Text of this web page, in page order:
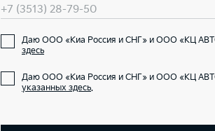
+7 (3513) 28-79-50
Даю ООО «Киа Россия и СНГ» и ООО «КЦ
здесь
Даю ООО «Киа Россия и СНГ» и ООО «КЦ
указанных здесь.